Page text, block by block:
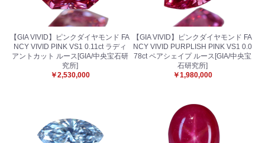
【GIA VIVID】ピンクダイヤモンド FA
NCY VIVID PINK VS1 0.11ct ラディ
アントカット ルース[GIA/中央宝石研
究所]
￥2,530,000
【GIA VIVID】ピンクダイヤモンド FA
NCY VIVID PURPLISH PINK VS1 0.0
78ct ペアシェイプ ルース[GIA/中央宝
石研究所]
￥1,980,000